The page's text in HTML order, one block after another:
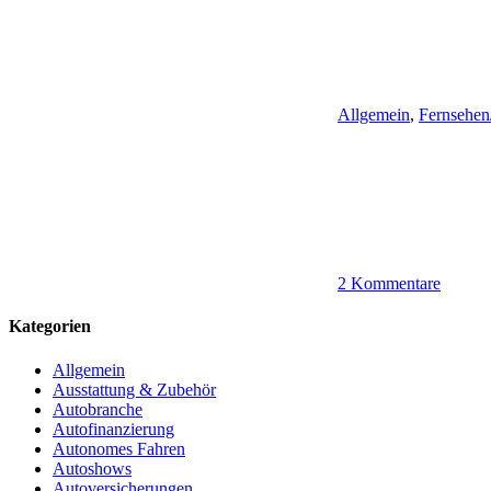
Allgemein,
2 Kommentare
Kategorien
Allgemein
Ausstattung & Zubehör
Autobranche
Autofinanzierung
Autonomes Fahren
Autoshows